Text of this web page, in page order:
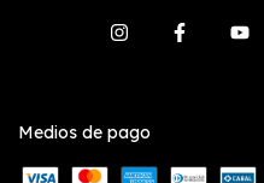
Medios de pago